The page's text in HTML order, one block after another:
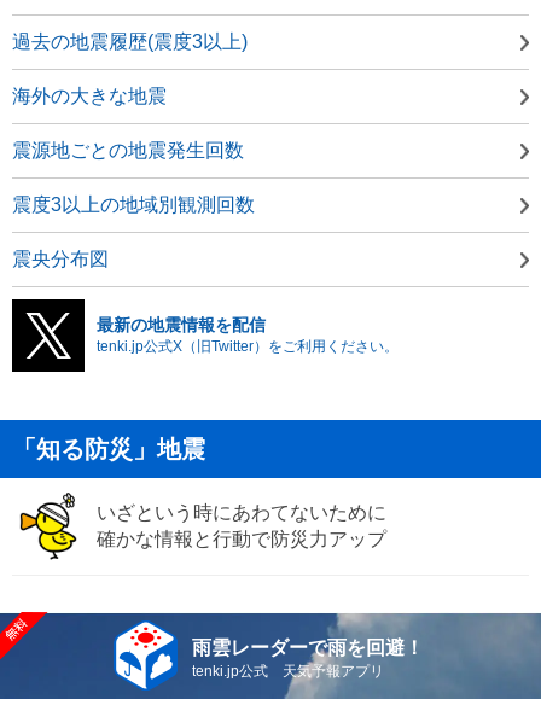
過去の地震履歴(震度3以上)
海外の大きな地震
震源地ごとの地震発生回数
震度3以上の地域別観測回数
震央分布図
最新の地震情報を配信
tenki.jp公式X（旧Twitter）をご利用ください。
「知る防災」地震
いざという時にあわてないために
確かな情報と行動で防災力アップ
雨雲レーダーで雨を回避！
tenki.jp公式 天気予報アプリ